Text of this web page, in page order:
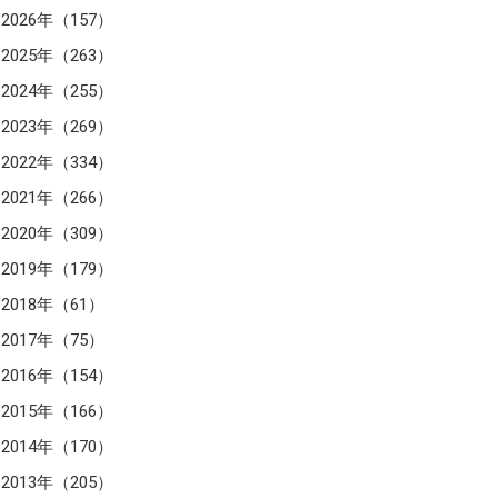
2026年（157）
2025年（263）
2024年（255）
2023年（269）
2022年（334）
2021年（266）
2020年（309）
2019年（179）
2018年（61）
2017年（75）
2016年（154）
2015年（166）
2014年（170）
2013年（205）